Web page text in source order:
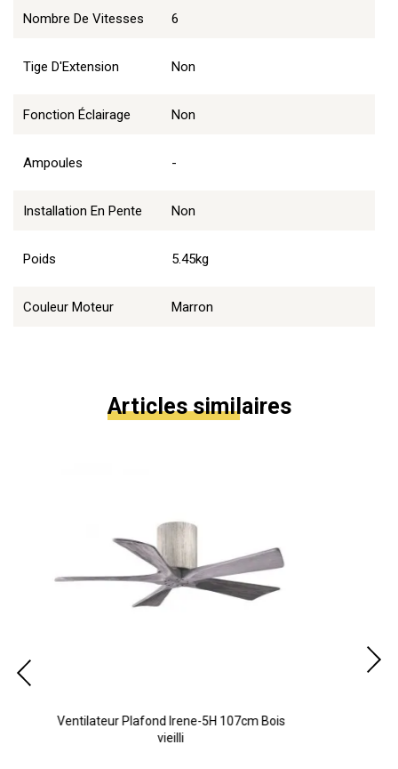
Nombre De Vitesses 6
Tige D'Extension Non
Fonction Éclairage Non
Ampoules -
Installation En Pente Non
Poids 5.45kg
Couleur Moteur Marron
Articles similaires
Ventilateur Plafond Irene-5H 152cm